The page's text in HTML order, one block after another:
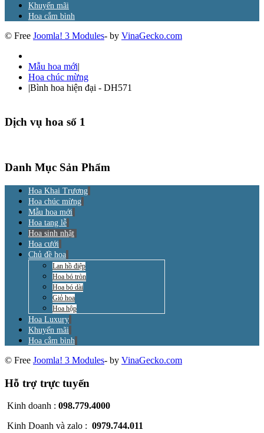
Khuyến mãi
Hoa cắm bình
© Free Joomla! 3 Modules- by VinaGecko.com
Mẫu hoa mới|
Hoa chúc mừng
|Bình hoa hiện đại - DH571
Dịch vụ hoa số 1
Danh Mục Sản Phẩm
Hoa Khai Trương
Hoa chúc mừng
Mẫu hoa mới
Hoa tang lễ
Hoa sinh nhật
Hoa cưới
Chủ đề hoa
Lan hồ điệp
Hoa bó tròn
Hoa bó dài
Giỏ hoa
Hoa hộp
Hoa Luxury
Khuyến mãi
Hoa cắm bình
© Free Joomla! 3 Modules- by VinaGecko.com
Hỗ trợ trực tuyến
Kinh doanh : 098.779.4000
Kinh Doanh và zalo : 0979.744.011